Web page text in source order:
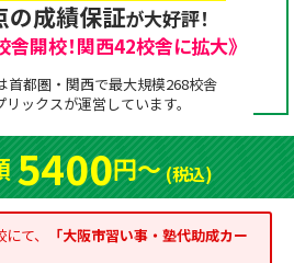
る！森塾メソッド
ぜ？どうして？森塾！
プ
ーン・割引制度
話はこちら
602-607
問合わせはこちら
の成績保証が大好評！
舎開校！関西42校舎に拡大》
首都圏・関西で最大規模268校舎
リックスが運営しています。
5400円〜(税込)
て、 「大阪市習い事・塾代助成カー